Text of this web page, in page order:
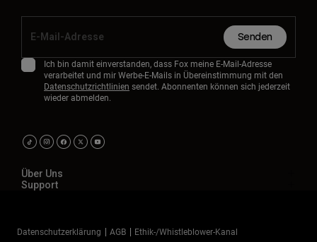
Senden
Ich bin damit einverstanden, dass Fox meine E-Mail-Adresse
verarbeitet und mir Werbe-E-Mails in Übereinstimmung mit den
Datenschutzrichtlinien sendet. Abonnenten können sich jederzeit
wieder abmelden.
Über Uns
Support
Datenschutzerklärung AGB
Ethik-/Whistleblower-Kanal